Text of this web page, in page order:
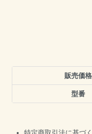
販売価格
型番